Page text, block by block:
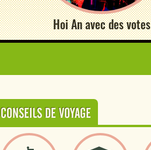
Hoi An avec des votes
CONSEILS DE VOYAGE